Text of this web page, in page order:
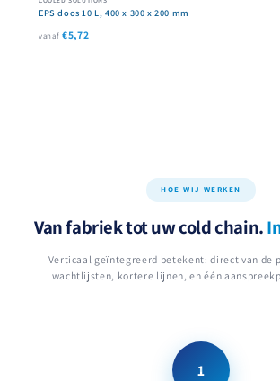
EPS doos 10 L, 400 x 300 x 200 mm
vanaf €5,72
HOE WIJ WERKEN
Van fabriek tot uw cold chain.
Verticaal geïntegreerd betekent: direct van de
wachtlijsten, kortere lijnen, en één
1